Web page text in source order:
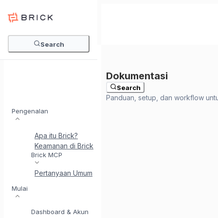
Search
Search
Pengenalan
Apa itu Brick?
Keamanan di Brick
Brick MCP
Pertanyaan Umum
Mulai
Dashboard & Akun